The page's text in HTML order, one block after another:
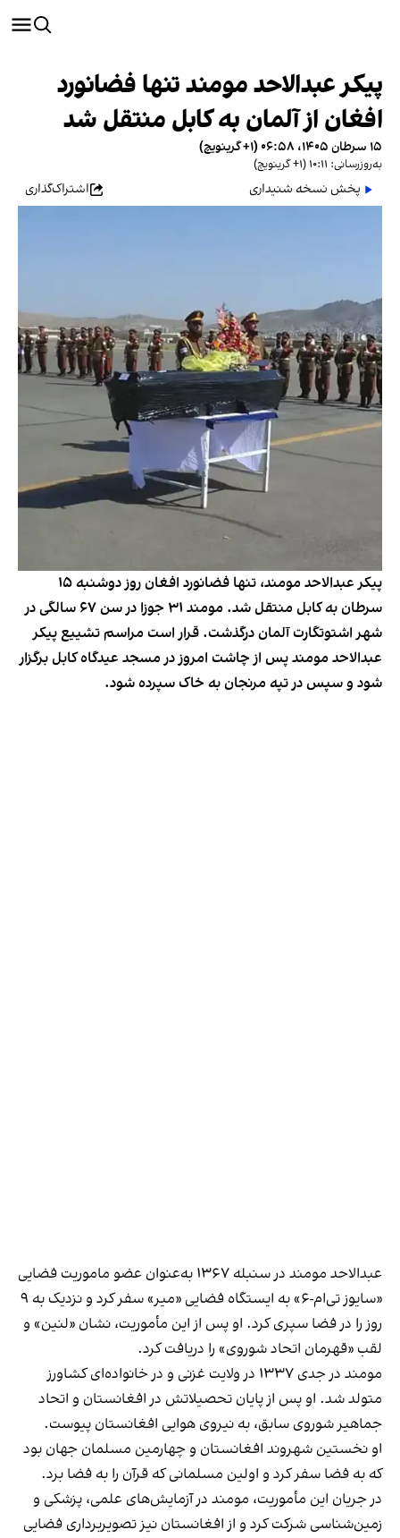
پیکر عبدالاحد مومند تنها فضانورد
افغان از آلمان به کابل منتقل شد
۱۵ سرطان ۱۴۰۵، ۰۶:۵۸ (‎+۱ گرینویچ)
به‌روزرسانی: ۱۰:۱۱ (‎+۱ گرینویچ)
پخش نسخه شنیداری اشتراک‌گذاری
پیکر عبدالاحد مومند، تنها فضانورد افغان روز دوشنبه ۱۵
سرطان به کابل منتقل شد. مومند ۳۱ جوزا در سن ۶۷ سالگی در
شهر اشتوتگارت آلمان درگذشت. قرار است مراسم تشییع پیکر
عبدالاحد مومند پس از چاشت امروز در مسجد عیدگاه کابل برگزار
شود و سپس در تپه مرنجان به خاک سپرده شود.
عبدالاحد مومند در سنبله ۱۳۶۷ به‌عنوان عضو ماموریت فضایی
«سایوز تی‌ام-۶» به ایستگاه فضایی «میر» سفر کرد و نزدیک به ۹
روز را در فضا سپری کرد. او پس از این مأموریت، نشان «لنین» و
لقب «قهرمان اتحاد شوروی» را دریافت کرد.
مومند در جدی ۱۳۳۷ در ولایت غزنی و در خانواده‌ای کشاورز
متولد شد. او پس از پایان تحصیلاتش در افغانستان و اتحاد
جماهیر شوروی سابق، به نیروی هوایی افغانستان پیوست.
او نخستین شهروند افغانستان و چهارمین مسلمان جهان بود
که به فضا سفر کرد و اولین مسلمانی که قرآن را به فضا برد.
در جریان این مأموریت، مومند در آزمایش‌های علمی، پزشکی و
زمین‌شناسی شرکت کرد و از افغانستان نیز تصویربرداری فضایی